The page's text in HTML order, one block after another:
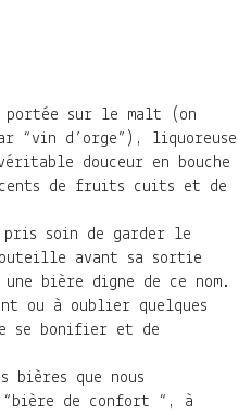
sur le malt (on
“vin d’orge”), liquoreuse
douceur en bouche
de fruits cuits et de
pris soin de garder le
avant sa sortie
bière digne de ce nom.
ou à oublier quelques
se bonifier et de
que nous
de confort “, à